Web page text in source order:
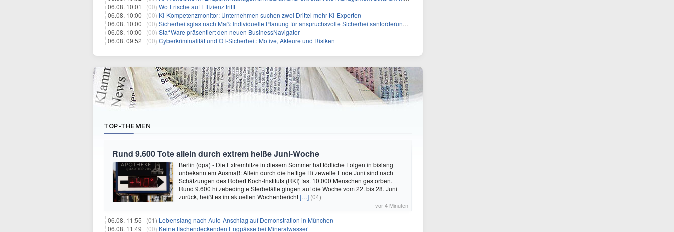
06.08. 10:01 | (00) Wo Frische auf Effizienz trifft
06.08. 10:00 | (00) KI-Kompetenzmonitor: Unternehmen suchen zwei Drittel mehr KI-Experten
06.08. 10:00 | (00) Sicherheitsglas nach Maß: Individuelle Planung für anspruchsvolle Sicherheitsanforderungen
06.08. 10:00 | (00) Sta*Ware präsentiert den neuen BusinessNavigator
06.08. 09:52 | (00) Cyberkriminalität und OT-Sicherheit: Motive, Akteure und Risiken
TOP-THEMEN
Rund 9.600 Tote allein durch extrem heiße Juni-Woche
Berlin (dpa) - Die Extremhitze in diesem Sommer hat tödliche Folgen in bislang
unbekanntem Ausmaß: Allein durch die heftige Hitzewelle Ende Juni sind nach
Schätzungen des Robert Koch-Instituts (RKI) fast 10.000 Menschen gestorben.
Rund 9.600 hitzebedingte Sterbefälle gingen auf die Woche vom 22. bis 28. Juni
zurück, heißt es im aktuellen Wochenbericht[…] (04)
vor 4 Minuten
06.08. 11:55 | (01) Lebenslang nach Auto-Anschlag auf Demonstration in München
06.08. 11:49 | (00) Keine flächendeckenden Engpässe bei Mineralwasser